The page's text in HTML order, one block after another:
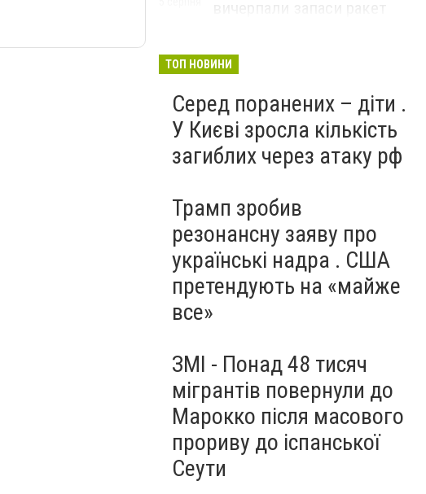
ТОП НОВИНИ
Серед поранених – діти .
У Києві зросла кількість
загиблих через атаку рф
Трамп зробив
резонансну заяву про
українські надра . США
претендують на «майже
все»
ЗМІ - Понад 48 тисяч
мігрантів повернули до
Марокко після масового
прориву до іспанської
Сеути